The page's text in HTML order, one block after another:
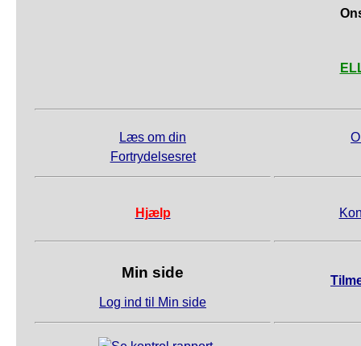
Læs om din
Fortrydelsesret
Hjælp
Min side
Log ind til Min side